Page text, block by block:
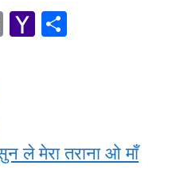
E
Y
M
ले मेरा तराना ओ माँ